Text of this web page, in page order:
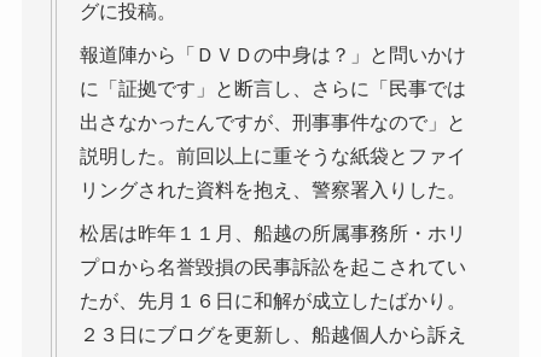
グに投稿。
報道陣から「ＤＶＤの中身は？」と問いかけ
に「証拠です」と断言し、さらに「民事では
出さなかったんですが、刑事事件なので」と
説明した。前回以上に重そうな紙袋とファイ
リングされた資料を抱え、警察署入りした。
松居は昨年１１月、船越の所属事務所・ホリ
プロから名誉毀損の民事訴訟を起こされてい
たが、先月１６日に和解が成立したばかり。
２３日にブログを更新し、船越個人から訴え